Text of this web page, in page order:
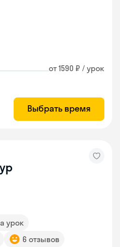
от 1590 ₽ / урок
Выбрать время
урок
6 отзывов